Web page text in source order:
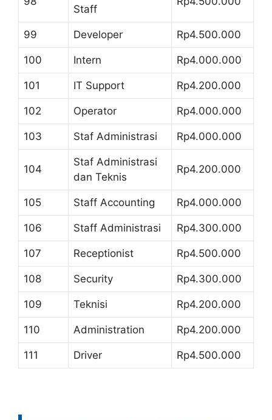
Staff
99 Developer Rp4.500.000
100 Intern Rp4.000.000
101 IT Support Rp4.200.000
102 Operator Rp4.000.000
103 Staf Administrasi Rp4.000.000
104
Staf Administrasi
dan Teknis
Rp4.200.000
105 Staff Accounting Rp4.000.000
106 Staff Administrasi Rp4.300.000
107 Receptionist Rp4.500.000
108 Security Rp4.300.000
109 Teknisi Rp4.200.000
110 Administration Rp4.200.000
111 Driver Rp4.500.000